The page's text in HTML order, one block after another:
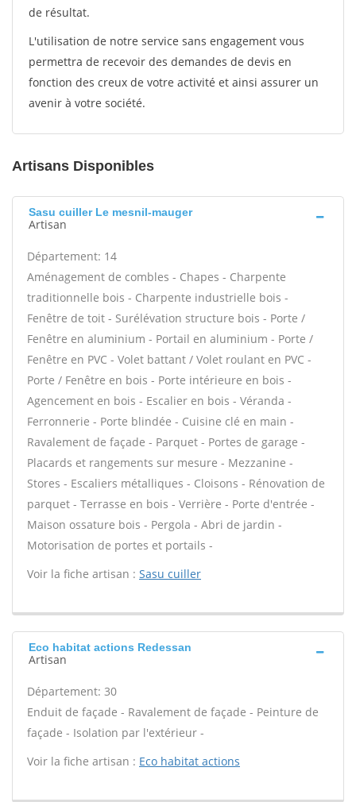
de résultat.
L'utilisation de notre service sans engagement vous
permettra de recevoir des demandes de devis en
fonction des creux de votre activité et ainsi assurer un
avenir à votre société.
Artisans Disponibles
Sasu cuiller Le mesnil-mauger
Artisan
Département: 14
Aménagement de combles - Chapes - Charpente
traditionnelle bois - Charpente industrielle bois -
Fenêtre de toit - Surélévation structure bois - Porte /
Fenêtre en aluminium - Portail en aluminium - Porte /
Fenêtre en PVC - Volet battant / Volet roulant en PVC -
Porte / Fenêtre en bois - Porte intérieure en bois -
Agencement en bois - Escalier en bois - Véranda -
Ferronnerie - Porte blindée - Cuisine clé en main -
Ravalement de façade - Parquet - Portes de garage -
Placards et rangements sur mesure - Mezzanine -
Stores - Escaliers métalliques - Cloisons - Rénovation de
parquet - Terrasse en bois - Verrière - Porte d'entrée -
Maison ossature bois - Pergola - Abri de jardin -
Motorisation de portes et portails -
Voir la fiche artisan : Sasu cuiller
Eco habitat actions Redessan
Artisan
Département: 30
Enduit de façade - Ravalement de façade - Peinture de
façade - Isolation par l'extérieur -
Voir la fiche artisan : Eco habitat actions